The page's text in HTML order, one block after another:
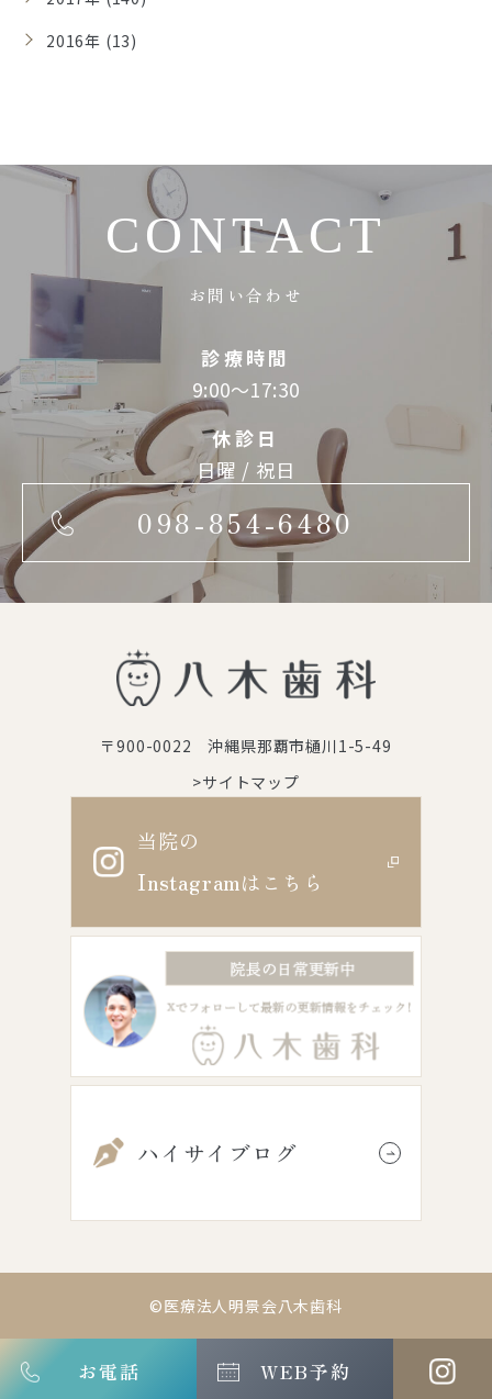
2016年 (13)
CONTACT
お問い合わせ
診療時間
9:00～17:30
休診日
日曜 / 祝日
098-854-6480
お電話 WEB予約
〒900-0022 沖縄県那覇市樋川1-5-49
>サイトマップ
当院の
Instagramはこちら
ハイサイブログ
©医療法人明景会八木歯科